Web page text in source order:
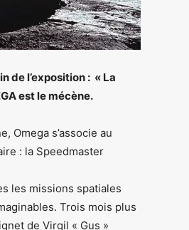
de l’exposition : « La
est le mécène.
Omega s’associe au
: la Speedmaster
les missions spatiales
Trois mois plus
de Virgil « Gus »